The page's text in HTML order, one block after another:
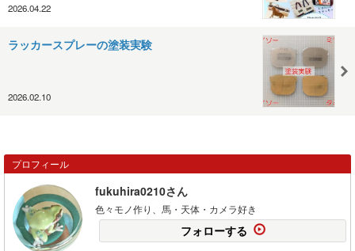
2026.04.22
ラッカースプレーの塗装実験
2026.02.10
プロフィール
fukuhira0210さん
色々モノ作り、馬・天体・カメラ好き
フォローする